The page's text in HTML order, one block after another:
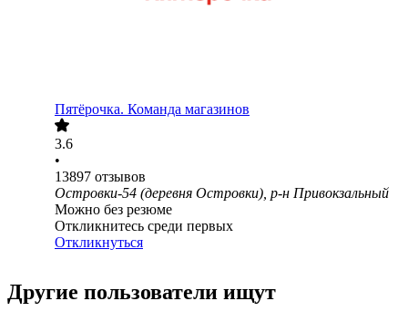
Пятёрочка. Команда магазинов
3.6
•
13897 отзывов
Островки-54 (деревня Островки), р-н Привокзальный
Можно без резюме
Откликнитесь среди первых
Откликнуться
Другие пользователи ищут